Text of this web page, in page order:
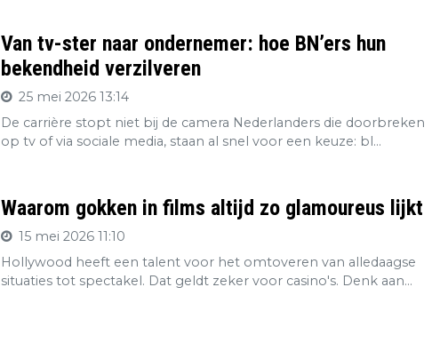
Van tv-ster naar ondernemer: hoe BN’ers hun
bekendheid verzilveren
25 mei 2026 13:14
De carrière stopt niet bij de camera Nederlanders die doorbreken
op tv of via sociale media, staan al snel voor een keuze: bl...
Waarom gokken in films altijd zo glamoureus lijkt
15 mei 2026 11:10
Hollywood heeft een talent voor het omtoveren van alledaagse
situaties tot spectakel. Dat geldt zeker voor casino's. Denk aan...